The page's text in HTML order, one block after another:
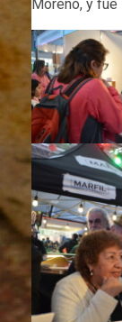
Moreno, y